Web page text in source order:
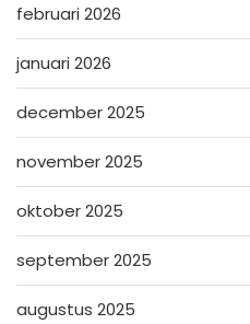
februari 2026
januari 2026
december 2025
november 2025
oktober 2025
september 2025
augustus 2025